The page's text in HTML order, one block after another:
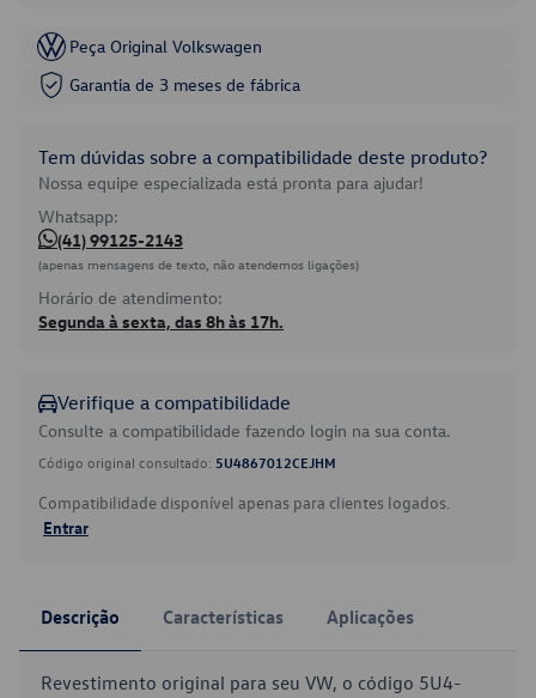
Peça Original Volkswagen
Garantia de 3 meses de fábrica
Tem dúvidas sobre a compatibilidade deste produto?
Nossa equipe especializada está pronta para ajudar!
Whatsapp:
(41) 99125-2143
(apenas mensagens de texto, não atendemos ligações)
Horário de atendimento:
Segunda à sexta, das 8h às 17h.
Verifique a compatibilidade
Consulte a compatibilidade fazendo login na sua conta.
Código original consultado: 5U4867012CEJHM
Compatibilidade disponível apenas para clientes logados.
Entrar
Descrição Características Aplicações
Revestimento original para seu VW, o código 5U4-